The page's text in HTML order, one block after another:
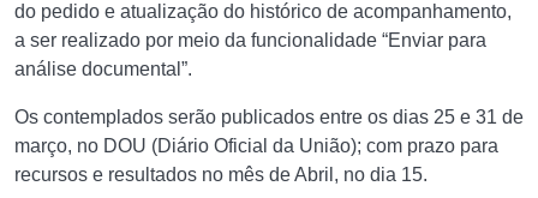
do pedido e atualização do histórico de acompanhamento,
a ser realizado por meio da funcionalidade “Enviar para
análise documental”.
Os contemplados serão publicados entre os dias 25 e 31 de
março, no DOU (Diário Oficial da União); com prazo para
recursos e resultados no mês de Abril, no dia 15.